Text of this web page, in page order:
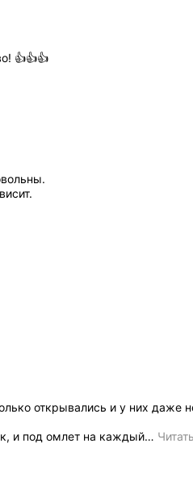
👍👍👍
открывались и у них даже
и под омлет на каждый…